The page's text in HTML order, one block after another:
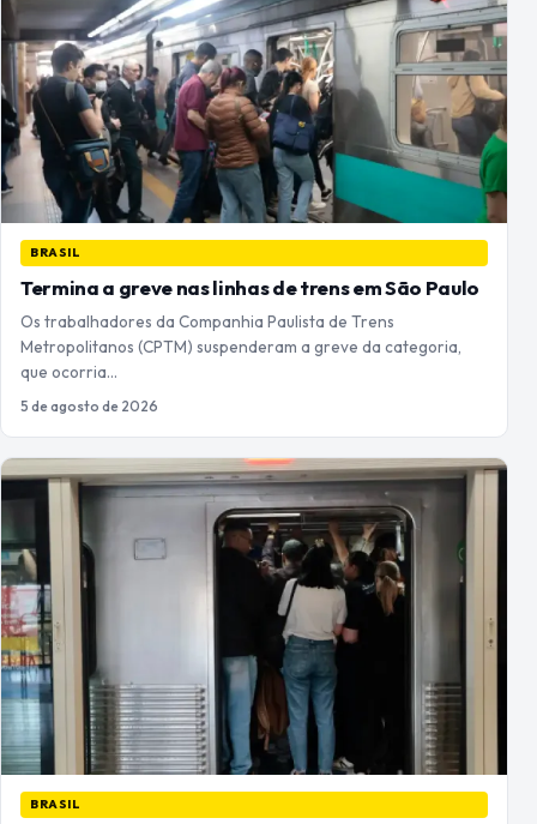
BRASIL
Termina a greve nas linhas de trens em São Paulo
Os trabalhadores da Companhia Paulista de Trens
Metropolitanos (CPTM) suspenderam a greve da categoria,
que ocorria…
5 de agosto de 2026
BRASIL